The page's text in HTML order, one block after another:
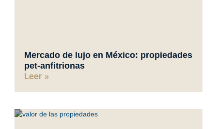
Mercado de lujo en México: propiedades
pet-anfitrionas
Leer »